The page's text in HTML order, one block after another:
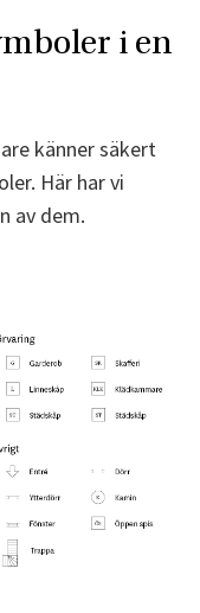
i en
känner säkert
Här har vi
av dem.